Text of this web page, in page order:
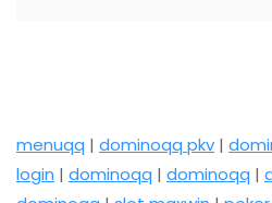
menuqq | dominoqq pkv |
login | dominoqq | dominoqq |